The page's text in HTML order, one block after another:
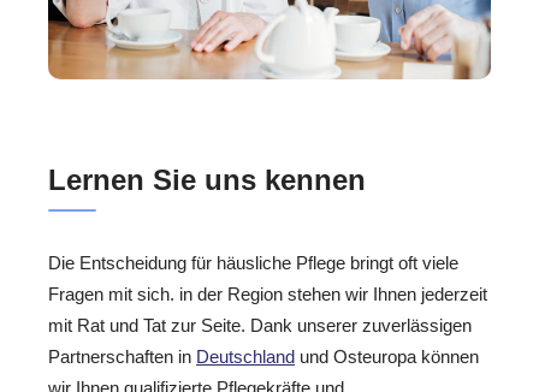
Lernen Sie uns kennen
Die Entscheidung für häusliche Pflege bringt oft viele
Fragen mit sich. in der Region stehen wir Ihnen jederzeit
mit Rat und Tat zur Seite. Dank unserer zuverlässigen
Partnerschaften in Deutschland und Osteuropa können